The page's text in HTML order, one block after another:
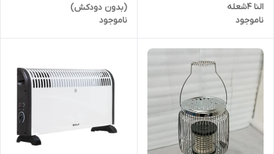
النا 4شعله
ناموجود
(بدون دودکش)
ناموجود